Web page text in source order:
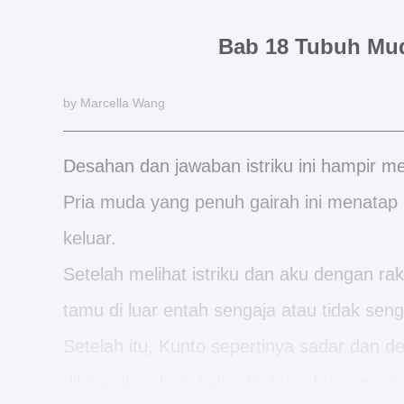
Bab 18 Tubuh
by Marcella Wang
Desahan dan jawaban istriku ini hampir
Pria muda yang penuh gairah ini
keluar.
Setelah melihat istriku dan aku dengan
tamu di luar entah sengaja atau tidak